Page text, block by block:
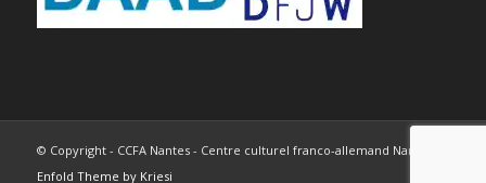
© Copyright - CCFA Nantes - Centre culturel franco-allemand Nantes -
Enfold Theme by Kriesi